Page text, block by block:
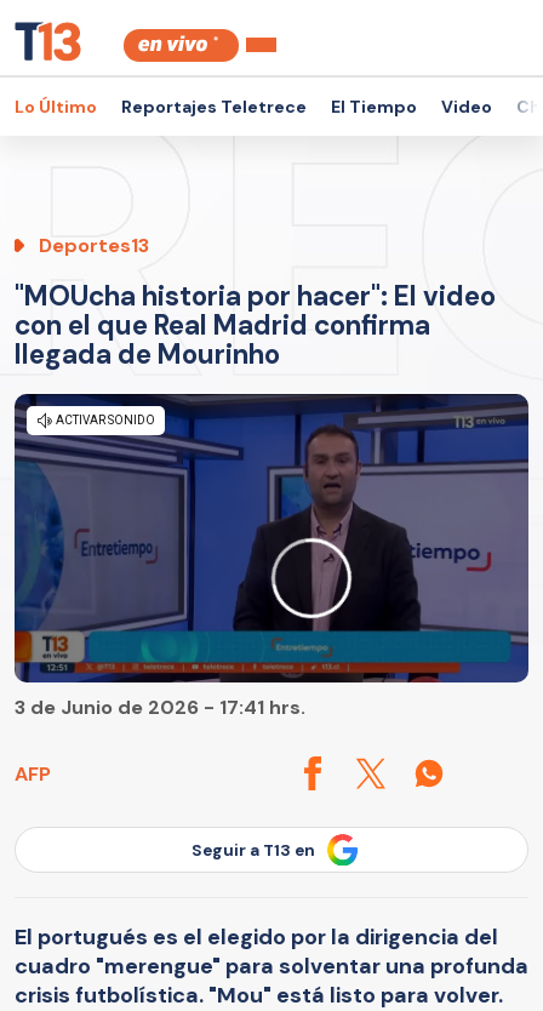
Lo Último Reportajes Teletrece El Tiempo Video
Deportes13
"MOUcha historia por hacer": El video
con el que Real Madrid confirma
llegada de Mourinho
AFP
3 de Junio de 2026 - 17:41 hrs.
Seguir a T13 en
El portugués es el elegido por la dirigencia del
cuadro "merengue" para solventar una profunda
crisis futbolística. "Mou" está listo para volver.